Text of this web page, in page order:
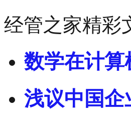
经管之家精彩
数学在计算
浅议中国企